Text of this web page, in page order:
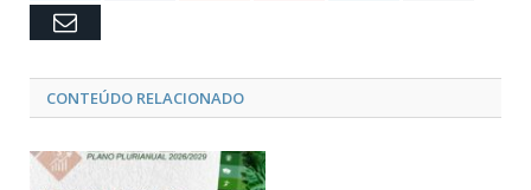
Email
CONTEÚDO RELACIONADO